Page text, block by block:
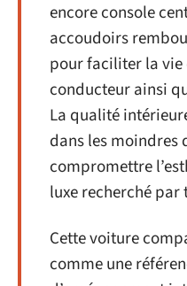
encore console
accoudoirs
pour faciliter la
conducteur ainsi
La qualité
dans les moindres
compromettre
luxe recherché par
Cette voiture
comme une